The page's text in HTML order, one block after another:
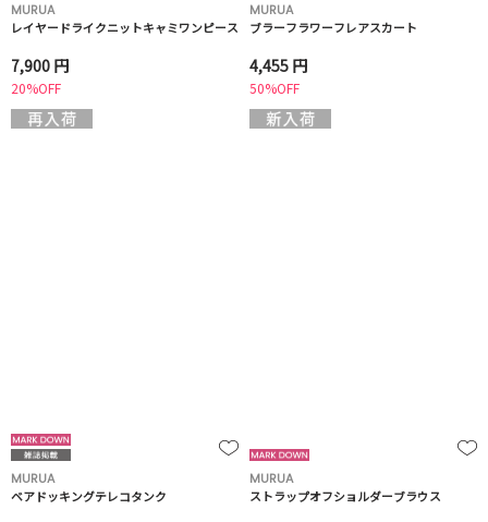
MURUA
レイヤードライクニットキャミワンピース
7,900 円
20%OFF
MURUA
ブラーフラワーフレアスカート
4,455 円
50%OFF
MURUA
ベアドッキングテレコタンク
MURUA
ストラップオフショルダーブラウス